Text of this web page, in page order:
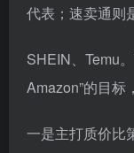
Amazon”的目标
入人心，也热